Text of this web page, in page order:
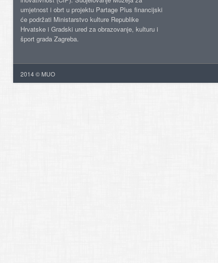
umjetnost i obrt u projektu Partage Plus financijski
će podržati Ministarstvo kulture Republike
Hrvatske i Gradski ured za obrazovanje, kulturu i
šport grada Zagreba.
2014 © MUO